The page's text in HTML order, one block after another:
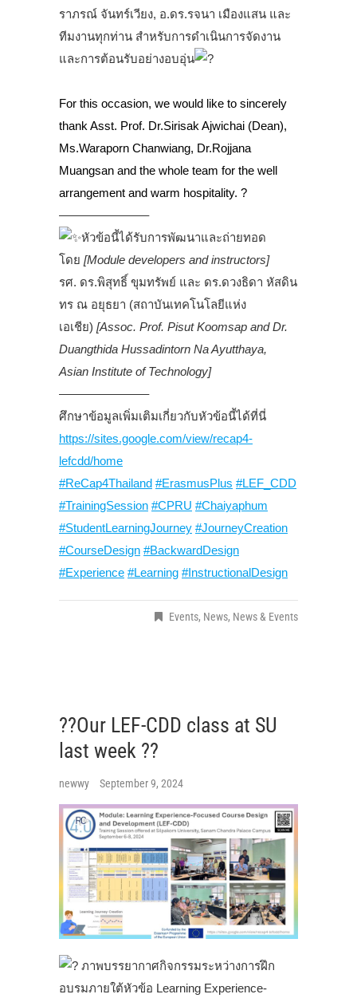
ราภรณ์ จันทร์เวียง, อ.ดร.รจนา เมืองแสน และ
ทีมงานทุกท่าน สำหรับการดำเนินการจัดงาน
และการต้อนรับอย่างอบอุ่น
For this occasion, we would like to sincerely
thank Asst. Prof. Dr.Sirisak Ajwichai (Dean),
Ms.Waraporn Chanwiang, Dr.Rojjana
Muangsan and the whole team for the well
arrangement and warm hospitality. ?
———————–
หัวข้อนี้ได้รับการพัฒนาและถ่ายทอด
โดย [Module developers and instructors]
รศ. ดร.พิสุทธิ์ ขุมทรัพย์ และ ดร.ดวงธิดา หัสดิน
ทร ณ อยุธยา (สถาบันเทคโนโลยีแห่ง
เอเชีย) [Assoc. Prof. Pisut Koomsap and Dr.
Duangthida Hussadintorn Na Ayutthaya,
Asian Institute of Technology]
———————–
ศึกษาข้อมูลเพิ่มเติมเกี่ยวกับหัวข้อนี้ได้ที่นี่
https://sites.google.com/view/recap4-
lefcdd/home
#ReCap4Thailand #ErasmusPlus #LEF_CDD
#TrainingSession #CPRU #Chaiyaphum
#StudentLearningJourney #JourneyCreation
#CourseDesign #BackwardDesign
#Experience #Learning #InstructionalDesign
Events, News, News & Events
??Our LEF-CDD class at SU
last week ??
newwy September 9, 2024
ภาพบรรยากาศกิจกรรมระหว่างการฝึก
อบรมภายใต้หัวข้อ Learning Experience-